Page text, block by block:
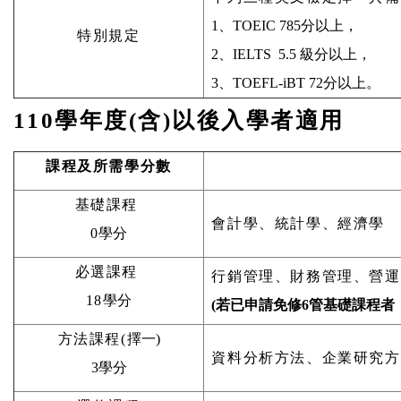
特別規定
1、TOEIC 785分以上，
2、IELTS 5.5 級分以上，
3、TOEFL-iBT 72分以上。
110學年度(含)以後入學者適用
課程及所需學分數
基礎課程
0學分
會計學、統計學、經濟學
必選課程
18學分
行銷管理、財務管理、營
(若已申請免修6管基礎課程者
方法課程(擇一)
3學分
資料分析方法、企業研究